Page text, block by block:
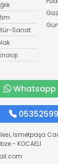
Sanat
Whatsapp
İsmetpaşa
- KOCAELİ